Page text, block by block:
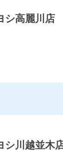
シ高麗川店
シ川越並木